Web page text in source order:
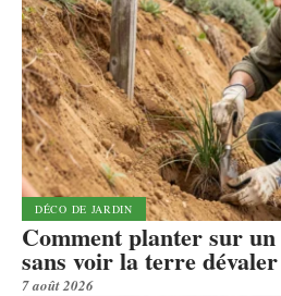
DÉCO DE JARDIN
Comment planter sur
sans voir la terre
7 août 2026